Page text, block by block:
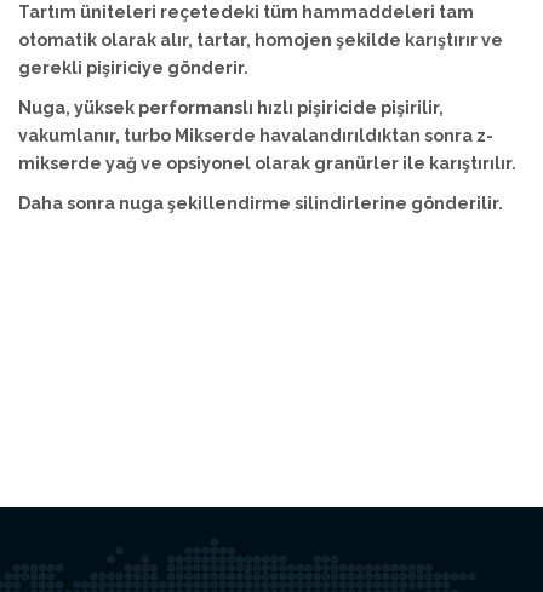
Tartım üniteleri reçetedeki tüm hammaddeleri tam
otomatik olarak alır, tartar, homojen şekilde karıştırır ve
gerekli pişiriciye gönderir.
Nuga, yüksek performanslı hızlı pişiricide pişirilir,
vakumlanır, turbo Mikserde havalandırıldıktan sonra z-
mikserde yağ ve opsiyonel olarak granürler ile karıştırılır.
Daha sonra nuga şekillendirme silindirlerine gönderilir.